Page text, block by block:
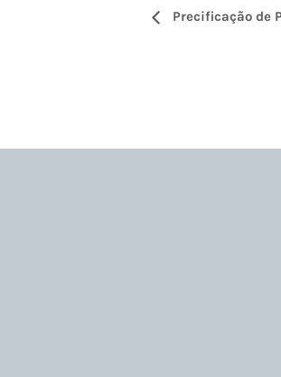
Precificação de